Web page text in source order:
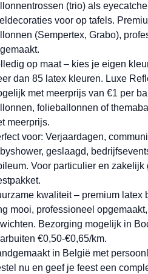
(trio) als
voor op tafels.
(Sempertex, Grabo),
op maat – kies je eigen
dan 85 latex kleuren. Luxe
met meerprijs van €1 per
folieballonnen of
meerprijs.
voor: Verjaardagen,
geslaagd,
Voor particulier en zakelijk
kwaliteit – premium latex
mooi, professioneel
Bezorging mogelijk in
€0,50-€0,65/km.
in België met
nu en geef je feest een